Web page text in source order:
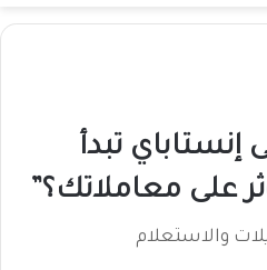
تبدأ
على معاملاتك؟”
والاستعلام